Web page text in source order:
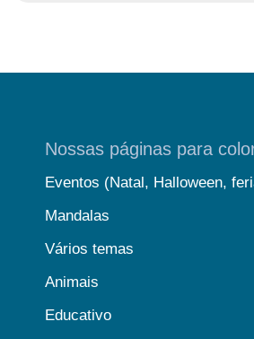
Nossas páginas para
Eventos (Natal, Halloween,
Mandalas
Vários temas
Animais
Educativo